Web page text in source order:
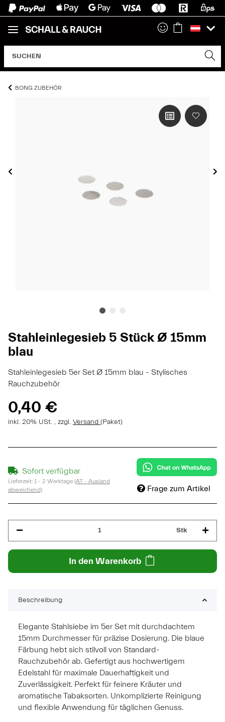
BONG ZUBEHÖR
Stahleinlegesieb 5 Stück Ø 15mm
blau
Stahleinlegesieb 5er Set Ø 15mm blau - Stylisches
Rauchzubehör
0,40 €
inkl. 20% USt. , zzgl. Versand (Paket)
Sofort verfügbar
Lieferzeit: 1 - 2 Werktage (AT - Ausland
abweichend)
Frage zum Artikel
Stk
In den Warenkorb
Beschreibung
Elegante Stahlsiebe im 5er Set mit durchdachtem
15mm Durchmesser für präzise Dosierung. Die blaue
Färbung hebt sich stilvoll von Standard-
Rauchzubehör ab. Gefertigt aus hochwertigem
Edelstahl für maximale Dauerhaftigkeit und
Zuverlässigkeit. Perfekt für feinere Kräuter und
aromatische Tabaksorten. Unkomplizierte Reinigung
und flexible Anwendung für täglichen Genuss.